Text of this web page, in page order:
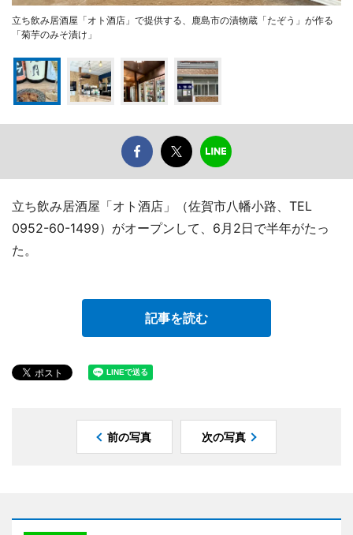
立ち飲み居酒屋「オト酒店」で提供する、鹿島市の漬物蔵「たぞう」が作る
「菊芋のみそ漬け」
立ち飲み居酒屋「オト酒店」（佐賀市八幡小路、TEL
0952-60-1499）がオープンして、6月2日で半年がたっ
た。
記事を読む
前の写真 次の写真